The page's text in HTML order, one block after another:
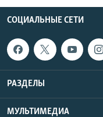
СОЦИАЛЬНЫЕ СЕТИ
РАЗДЕЛЫ
МУЛЬТИМЕДИА